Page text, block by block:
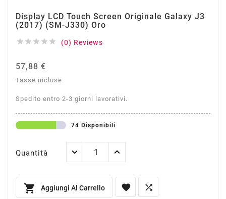
Display LCD Touch Screen Originale Galaxy J3
(2017) (SM-J330) Oro
     (0) Reviews
57,88 €
Tasse incluse
Spedito entro 2-3 giorni lavorativi.
74 Disponibili
Quantità
 Aggiungi Al Carrello  